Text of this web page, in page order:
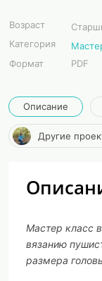
Возраст
Категория
Формат
PDF
Описание
Другие
Мастер класс
вязанию
размера